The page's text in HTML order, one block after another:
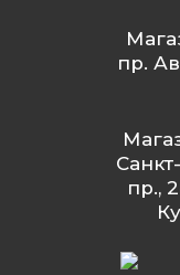
пр.
пр.,